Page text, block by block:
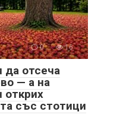
0 16
отсеча
— а на
открих
със стотици